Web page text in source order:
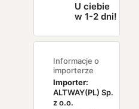
U ciebie
w 1-2 dni!
Informacje o
importerze
Importer:
ALTWAY(PL) Sp.
z o.o.